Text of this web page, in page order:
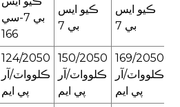
بي 7-سي
166
ڪيو ايس
بي 7
ڪيو ايس
بي 7
124/2050
ڪلوواٽ/آر
پي ايم
150/2050
ڪلوواٽ/آر
پي ايم
169/2050
ڪلوواٽ/آر
پي ايم